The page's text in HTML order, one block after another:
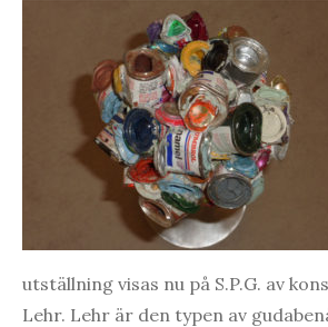
utställning visas nu på S.P.G. av
Lehr. Lehr är den typen av